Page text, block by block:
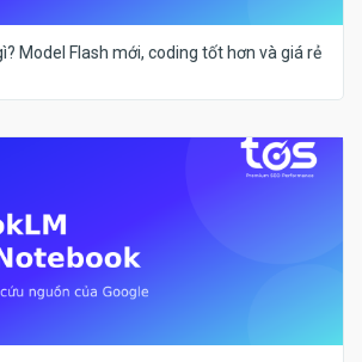
Model Flash mới, coding tốt hơn và giá rẻ